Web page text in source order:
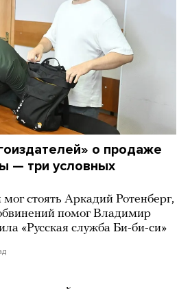
о продаже
— три условных
стоять Аркадий Ротенберг,
помог Владимир
«Русская служба Би-би-си»